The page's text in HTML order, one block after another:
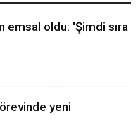
emsal oldu: 'Şimdi sıra
yeni